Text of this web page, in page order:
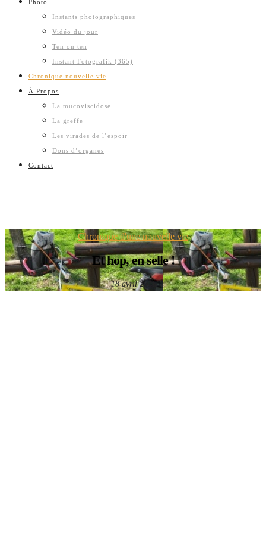
Photo
Instants photographiques
Vidéo du jour
Ten on ten
Instant Fotografik (365)
Chronique nouvelle vie
À Propos
La mucoviscidose
La greffe
Les virades de l’espoir
Dons d’organes
Contact
Chronique d'une nouvelle vie
Et hop, en selle !
18 avril 2011